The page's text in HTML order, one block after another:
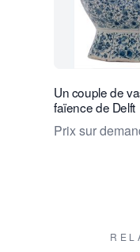
Un couple de
faïence de Delft
Prix sur